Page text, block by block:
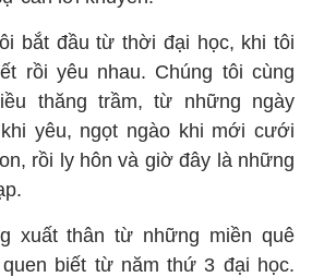
bắt đầu từ thời đại học, khi tôi
rồi yêu nhau. Chúng tôi cùng
thăng trầm, từ những ngày
yêu, ngọt ngào khi mới cưới
rồi ly hôn và giờ đây là những
xuất thân từ những miền quê
biết từ năm thứ 3 đại học.